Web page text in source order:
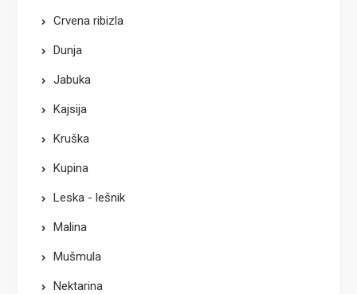
Crvena ribizla
Dunja
Jabuka
Kajsija
Kruška
Kupina
Leska - lešnik
Malina
Mušmula
Nektarina